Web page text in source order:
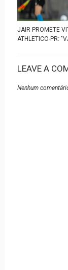
JAIR PROMETE
ATHLETICO-PR:
LEAVE A
Nenhum